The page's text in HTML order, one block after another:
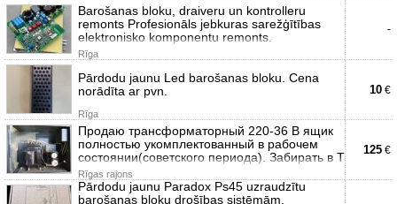
Barošanas bloku, draiveru un kontrolleru
remonts Profesionāls jebkuras sarežģītības
elektronisko komponentu remonts.
Rīga
-
Pārdodu jaunu Led barošanas bloku. Cena
norādīta ar pvn.
Rīga
10 €
Продаю трансформаторный 220-36 В ящик
полностью укомплектованный в рабочем
состоянии(советского периода). Забирать в Т
Rīgas rajons
125 €
Pārdodu jaunu Paradox Ps45 uzraudzītu
barošanas bloku drošības sistēmām.